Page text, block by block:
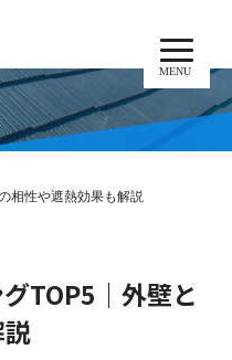
MENU
相性や遮熱効果も解説
TOP5｜外壁と